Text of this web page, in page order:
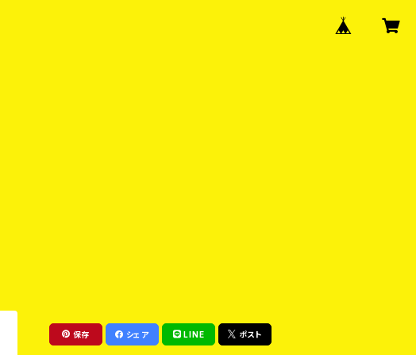
保存 シェア LINE ポスト